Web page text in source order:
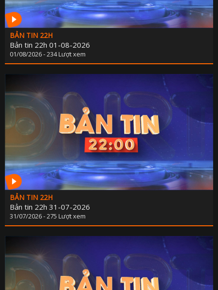
BẢN TIN 22H
Bản tin 22h 01-08-2026
01/08/2026 - 234 Lượt xem
BẢN TIN 22H
Bản tin 22h 31-07-2026
31/07/2026 - 275 Lượt xem